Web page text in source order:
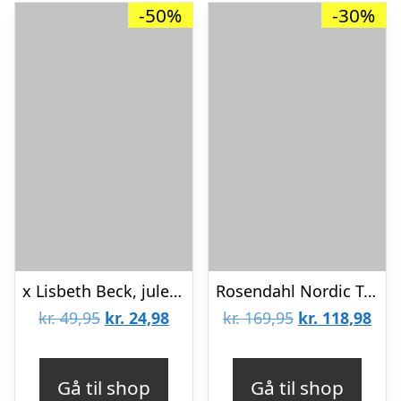
-50%
x Lisbeth Beck, julelys med snor – 3 stk.
kr.49,95 Den
kr. 24,98Den
Gå til shop
-30%
Rosendahl Nordic Tales kurv : Erling Christensen Møbler
kr.169,95 Den
kr. 118,98Den
Gå til shop